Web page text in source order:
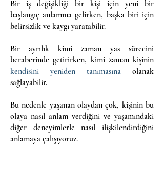
Bir iş değişikliği bir kişi için yeni bir
başlangıç anlamına gelirken, başka biri için
belirsizlik ve kaygı yaratabilir.
Bir ayrılık kimi zaman yas sürecini
beraberinde getirirken, kimi zaman kişinin
kendisini yeniden tanımasına olanak
sağlayabilir.
Bu nedenle yaşanan olaydan çok, kişinin bu
olaya nasıl anlam verdiğini ve yaşamındaki
diğer deneyimlerle nasıl ilişkilendirdiğini
anlamaya çalışıyoruz.